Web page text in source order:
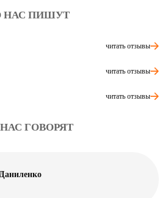
НАС ПИШУТ
читать отзывы
читать отзывы
читать отзывы
ГОВОРЯТ